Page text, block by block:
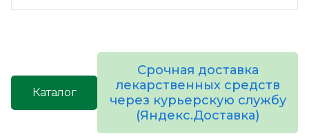
Каталог
Срочная доставка
лекарственных средств
через курьерскую службу
(Яндекс.Доставка)